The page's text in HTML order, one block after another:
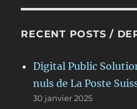
RECENT POSTS /
Digital Public
nuls de La Poste
30 janvier 2025